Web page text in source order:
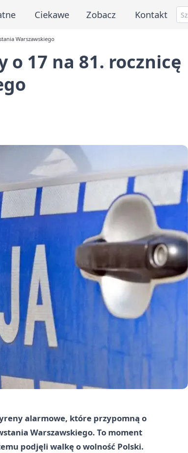
Ciekawe Zobacz Kontakt
Warszawskiego
o 17 na 81. rocznicę
alarmowe, które przypomną o
Warszawskiego. To moment
podjęli walkę o wolność Polski.